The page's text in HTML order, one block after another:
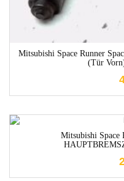
Mitsubishi Space Runner
(Tür
Mitsubishi Space